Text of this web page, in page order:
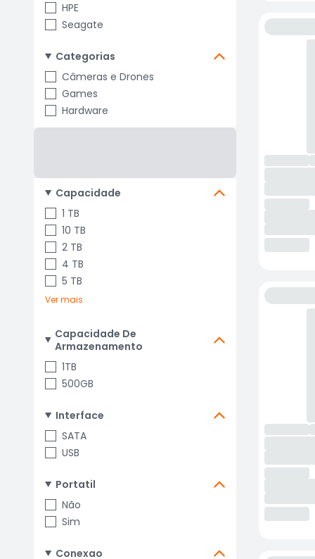
HPE
Seagate
Categorias
Câmeras e Drones
Games
Hardware
Capacidade
1 TB
10 TB
2 TB
4 TB
5 TB
Ver mais
Capacidade De
Armazenamento
1TB
500GB
Interface
SATA
USB
Portatil
Não
Sim
Conexao